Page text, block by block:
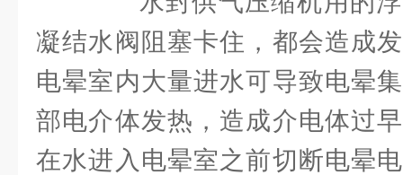
凝结水阀阻塞卡住，都会造成
电晕室内大量进水可导致电晕
部电介体发热，造成介电体过
在水进入电晕室之前切断电晕